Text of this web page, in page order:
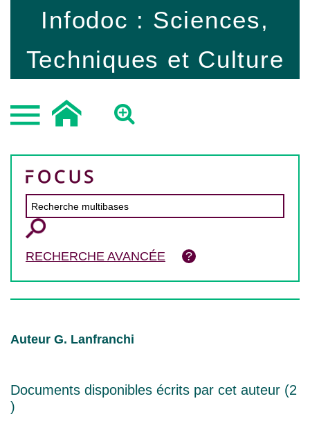
Infodoc : Sciences,
Techniques et Culture
RECHERCHE AVANCÉE
Auteur G. Lanfranchi
Documents disponibles écrits par cet auteur (2
)